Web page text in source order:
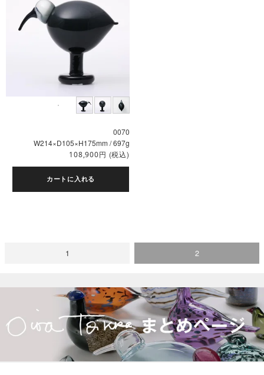
0070
W214×D105×H175mm / 697g
108,900円 (税込)
カートに入れる
1 2